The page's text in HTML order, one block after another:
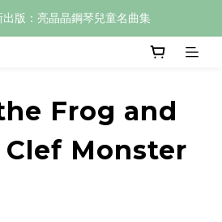
版：亮晶晶鋼琴兒童名曲集
Frog and
Monster